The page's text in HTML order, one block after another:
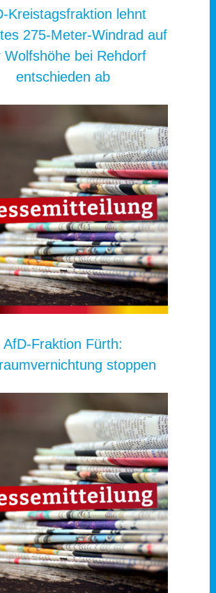
Kreistagsfraktion lehnt
275-Meter-Windrad auf
Wolfshöhe bei Rehdorf
entschieden ab
AfD-Fraktion Fürth:
stoppen